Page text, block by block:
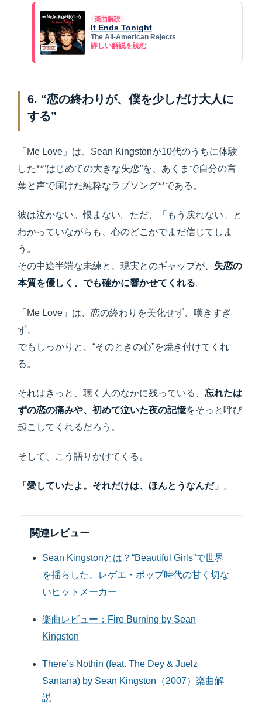
楽曲解説
It Ends Tonight
The All-American Rejects
詳しい解説を読む
6. “恋の終わりが、僕を少しだけ大人に
する”
「Me Love」は、Sean Kingstonが10代のうちに体験
した**“はじめての大きな失恋”を、あくまで自分の言
葉と声で届けた純粋なラブソング**である。
彼は泣かない。恨まない。ただ、「もう戻れない」と
わかっていながらも、心のどこかでまだ信じてしま
う。
その中途半端な未練と、現実とのギャップが、 失恋の
本質を優しく、でも確かに響かせてくれる。
「Me Love」は、恋の終わりを美化せず、嘆きすぎ
ず、
でもしっかりと、“そのときの心”を焼き付けてくれ
る。
それはきっと、聴く人のなかに残っている、 忘れたは
ずの恋の痛みや、初めて泣いた夜の記憶をそっと呼び
起こしてくれるだろう。
そして、こう語りかけてくる。
「愛していたよ。それだけは、ほんとうなんだ」 。
関連レビュー
Sean Kingstonとは？“Beautiful Girls”で世界
を揺らした、レゲエ・ポップ時代の甘く切な
いヒットメーカー
楽曲レビュー：Fire Burning by Sean
Kingston
There’s Nothin (feat. The Dey & Juelz
Santana) by Sean Kingston（2007）楽曲解
説